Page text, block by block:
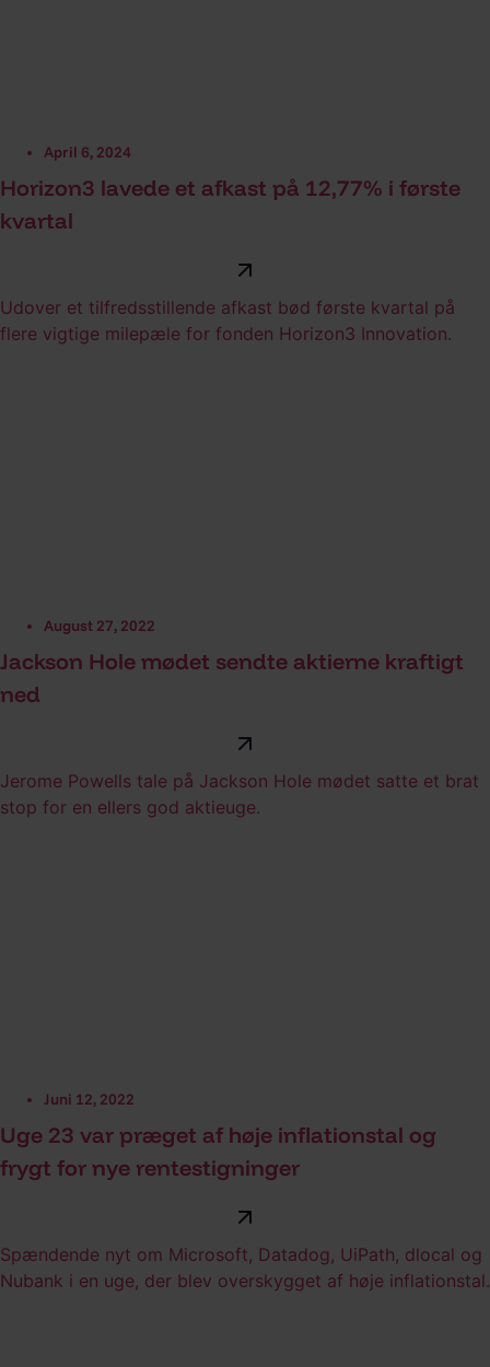
April 6, 2024
Horizon3 lavede et afkast på 12,77% i første
kvartal
Udover et tilfredsstillende afkast bød første kvartal på
flere vigtige milepæle for fonden Horizon3 Innovation.
August 27, 2022
Jackson Hole mødet sendte aktierne kraftigt
ned
Jerome Powells tale på Jackson Hole mødet satte et brat
stop for en ellers god aktieuge.
Juni 12, 2022
Uge 23 var præget af høje inflationstal og
frygt for nye rentestigninger
Spændende nyt om Microsoft, Datadog, UiPath, dlocal og
Nubank i en uge, der blev overskygget af høje inflationstal.